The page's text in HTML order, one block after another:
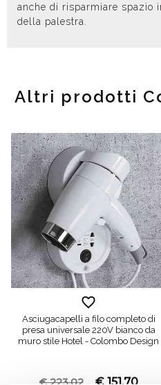
anche di risparmiare spazio
della palestra.
Altri prodotti
Asciugacapelli a filo completo di
presa universale 220V bianco da
muro stile Hotel - Colombo Design
€ 223,02 € 151,70